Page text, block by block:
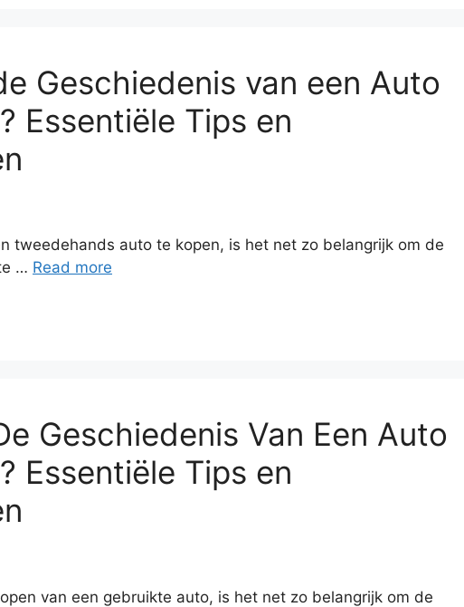
Geschiedenis van een Auto
Essentiële Tips en
tweedehands auto te kopen, is het net zo belangrijk om de
… Read more
Geschiedenis Van Een Auto
Essentiële Tips en
van een gebruikte auto, is het net zo belangrijk om de